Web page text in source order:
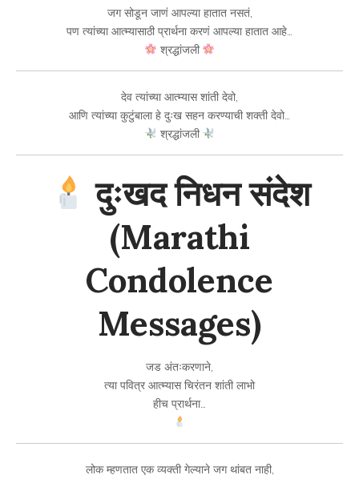
जग सोडून जाणं आपल्या हातात नसतं,
पण त्यांच्या आत्म्यासाठी प्रार्थना करणं आपल्या हातात आहे…
श्रद्धांजली
देव त्यांच्या आत्म्यास शांती देवो,
आणि त्यांच्या कुटुंबाला हे दुःख सहन करण्याची शक्ती देवो…
श्रद्धांजली
दुःखद निधन संदेश
(Marathi
Condolence
Messages)
जड अंतःकरणाने,
त्या पवित्र आत्म्यास चिरंतन शांती लाभो
हीच प्रार्थना…
लोक म्हणतात एक व्यक्ती गेल्याने जग थांबत नाही,